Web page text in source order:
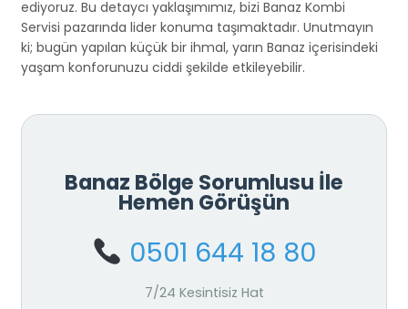
ediyoruz. Bu detaycı yaklaşımımız, bizi Banaz Kombi
Servisi pazarında lider konuma taşımaktadır. Unutmayın
ki; bugün yapılan küçük bir ihmal, yarın Banaz içerisindeki
yaşam konforunuzu ciddi şekilde etkileyebilir.
Banaz Bölge Sorumlusu İle
Hemen Görüşün
0501 644 18 80
7/24 Kesintisiz Hat